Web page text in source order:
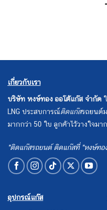
เกี่ยวกับเรา
บริษัท หงษ์ทอง ออโต้แก๊ส จำกัด
LNG ประสบการณ์ติดแก๊สรถยนต์
มากกว่า 50 ใบ ลูกค้าไว้วางใจมา
"ติดแก๊สรถยนต์ ติดแก๊สที่ "หงษ์ทอ
อุปกรณ์แก๊ส